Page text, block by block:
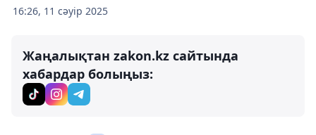
16:26, 11 сәуір 2025
Жаңалықтан zakon.kz сайтында
хабардар болыңыз: